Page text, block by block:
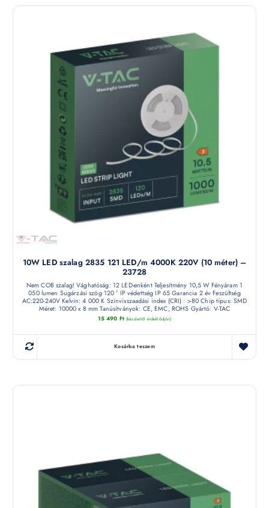
10W LED szalag 2835 121 LED/m 4000K 220V (10 méter) –
23728
Nem COB szalag! Vághatóság: 12 LED-enként Teljesítmény 10,5 W Fényáram 1
050 lumen Sugárzási szög 120 ° IP védettség IP 65 Garancia 2 év Feszültség
AC:220-240V Kelvin: 4 000 K Színvisszaadási index (CRI) : >80 Chip típus: SMD
Méret: 10000 x 8 mm Tanúsítványok: CE, EMC, ROHS Gyártó: V-TAC
15 490 Ft (készletről érdeklődjön)
Kosárba teszem